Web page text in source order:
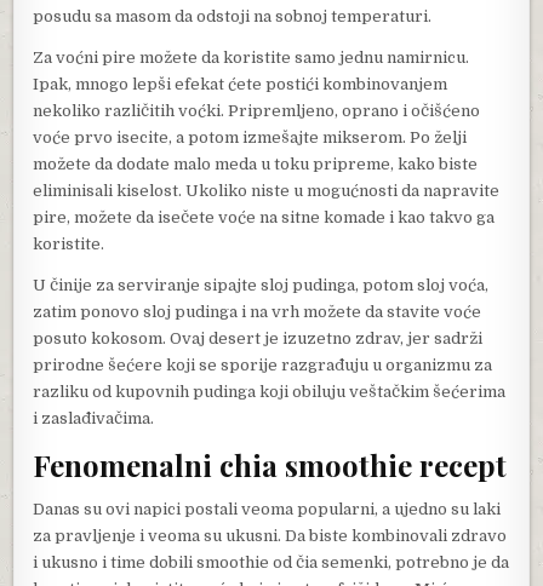
posudu sa masom da odstoji na sobnoj temperaturi.
Za voćni pire možete da koristite samo jednu namirnicu.
Ipak, mnogo lepši efekat ćete postići kombinovanjem
nekoliko različitih voćki. Pripremljeno, oprano i očišćeno
voće prvo isecite, a potom izmešajte mikserom. Po želji
možete da dodate malo meda u toku pripreme, kako biste
eliminisali kiselost. Ukoliko niste u mogućnosti da napravite
pire, možete da isečete voće na sitne komade i kao takvo ga
koristite.
U činije za serviranje sipajte sloj pudinga, potom sloj voća,
zatim ponovo sloj pudinga i na vrh možete da stavite voće
posuto kokosom. Ovaj desert je izuzetno zdrav, jer sadrži
prirodne šećere koji se sporije razgrađuju u organizmu za
razliku od kupovnih pudinga koji obiluju veštačkim šećerima
i zaslađivačima.
Fenomenalni chia smoothie recept
Danas su ovi napici postali veoma popularni, a ujedno su laki
za pravljenje i veoma su ukusni. Da biste kombinovali zdravo
i ukusno i time dobili smoothie od čia semenki, potrebno je da